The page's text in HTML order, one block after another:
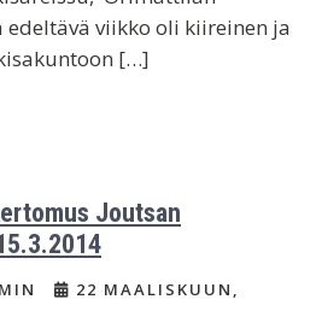
viikko oli kiireinen ja
[…]
Joutsan
22 MAALISKUUN,